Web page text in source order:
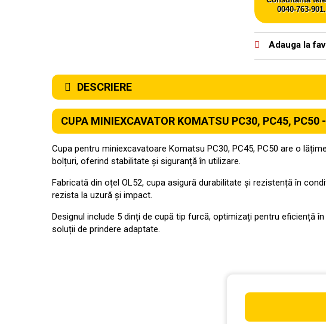
0040-763-
Adauga la
DESCRIERE
CUPA MINIEXCAVATOR KOMATSU PC30, PC45, PC50
Cupa pentru miniexcavatoare Komatsu PC30, PC45, PC50 are o
bolțuri, oferind stabilitate și siguranță în utilizare.
Fabricată din oțel OL52, cupa asigură durabilitate și rezistență în
rezista la uzură și impact.
Designul include 5 dinți de cupă tip furcă, optimizați pentru eficiență
soluții de prindere adaptate.